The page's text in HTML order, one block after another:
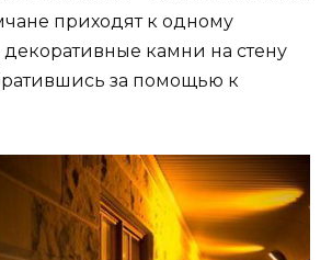
приходят к одному
камни на стену
за помощью к